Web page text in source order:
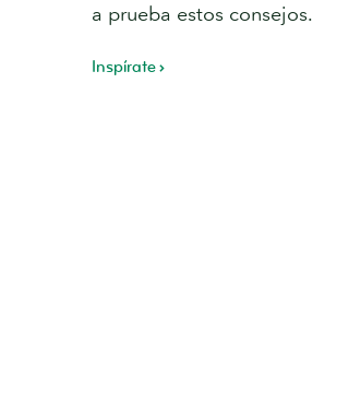
a prueba estos consejos.
Inspírate